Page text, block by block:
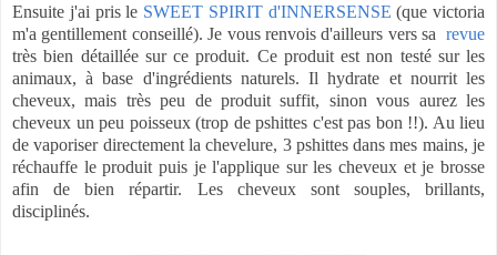
Ensuite j'ai pris le SWEET SPIRIT d'INNERSENSE (que victoria
m'a gentillement conseillé). Je vous renvois d'ailleurs vers sa revue
très bien détaillée sur ce produit. Ce produit est non testé sur les
animaux, à base d'ingrédients naturels. Il hydrate et nourrit les
cheveux, mais très peu de produit suffit, sinon vous aurez les
cheveux un peu poisseux (trop de pshittes c'est pas bon !!). Au lieu
de vaporiser directement la chevelure, 3 pshittes dans mes mains, je
réchauffe le produit puis je l'applique sur les cheveux et je brosse
afin de bien répartir. Les cheveux sont souples, brillants,
disciplinés.